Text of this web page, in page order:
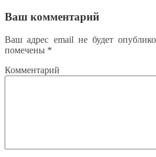
Ваш комментарий
Ваш адрес email не будет
помечены *